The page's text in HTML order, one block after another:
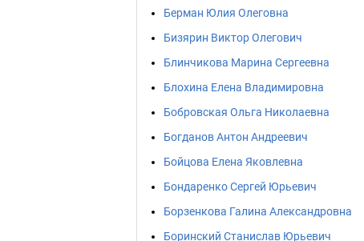
Берман Юлия Олеговна
Бизярин Виктор Олегович
Блинчикова Марина Сергеевна
Блохина Елена Владимировна
Бобровская Ольга Николаевна
Богданов Антон Андреевич
Бойцова Елена Яковлевна
Бондаренко Сергей Юрьевич
Борзенкова Галина Александровна
Боринский Станислав Юрьевич